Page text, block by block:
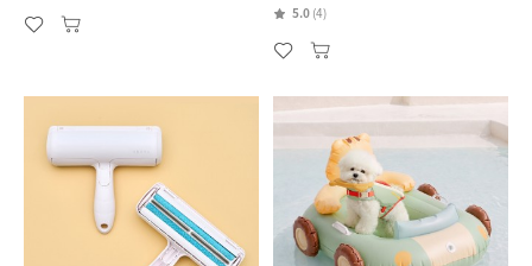
5.0 (4)